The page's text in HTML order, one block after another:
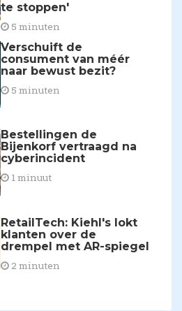
te stoppen'
5 minuten
Verschuift de
consument van méér
naar bewust bezit?
5 minuten
Bestellingen de
Bijenkorf vertraagd na
cyberincident
1 minuut
RetailTech: Kiehl's lokt
klanten over de
drempel met AR-spiegel
2 minuten